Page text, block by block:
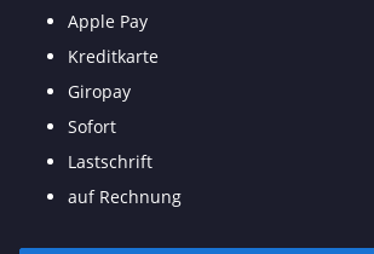
Apple Pay
Kreditkarte
Giropay
Sofort
Lastschrift
auf Rechnung